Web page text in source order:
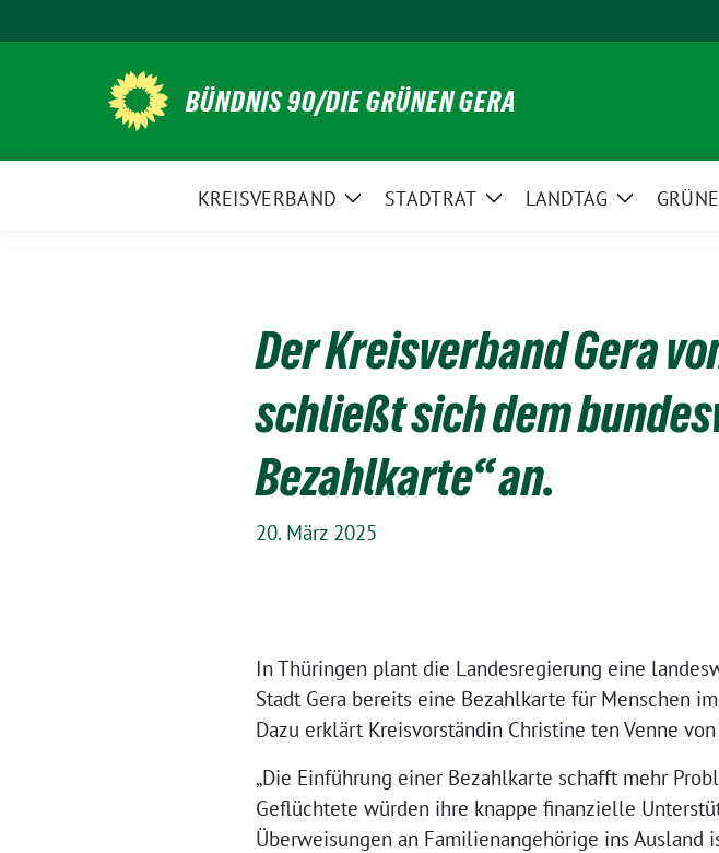
zum
BÜNDNIS 90/DIE GRÜNEN GERA
KREISVERBAND
ZeigeSTADTRAT
ZeigeLANDTAG
Zeige
Der Kreisverband Gera
schließt sich dem
Bezahlkarte“ an.
20. März 2025
In Thüringen plant die Landesregierung eine
Stadt Gera bereits eine Bezahlkarte für Menschen
Dazu erklärt Kreisvorständin Christine ten Venne von
„Die Einführung einer Bezahlkarte schafft mehr
Geflüchtete würden ihre knappe finanzielle
Überweisungen an Familienangehörige ins